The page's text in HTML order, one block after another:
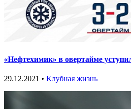
«Нефтехимик» в овертайме
29.12.2021 • Клубная жизнь